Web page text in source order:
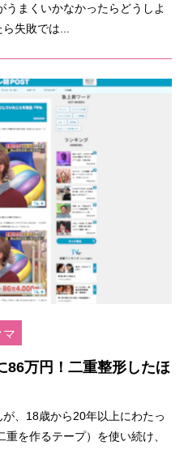
まくいかなかったらどうしよ
失敗では...
マ
86万円！二重整形したほ
、18歳から20年以上にわたっ
を作るテープ）を使い続け、